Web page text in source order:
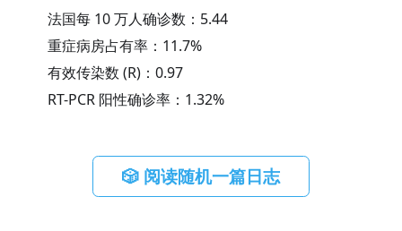
法国每 10 万人确诊数： 5.44
重症病房占有率： 11.7%
有效传染数 (R)： 0.97
RT-PCR 阳性确诊率： 1.32%
🎲 阅读随机一篇日志